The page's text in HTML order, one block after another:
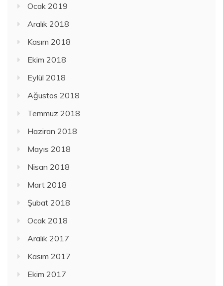
Ocak 2019
Aralık 2018
Kasım 2018
Ekim 2018
Eylül 2018
Ağustos 2018
Temmuz 2018
Haziran 2018
Mayıs 2018
Nisan 2018
Mart 2018
Şubat 2018
Ocak 2018
Aralık 2017
Kasım 2017
Ekim 2017